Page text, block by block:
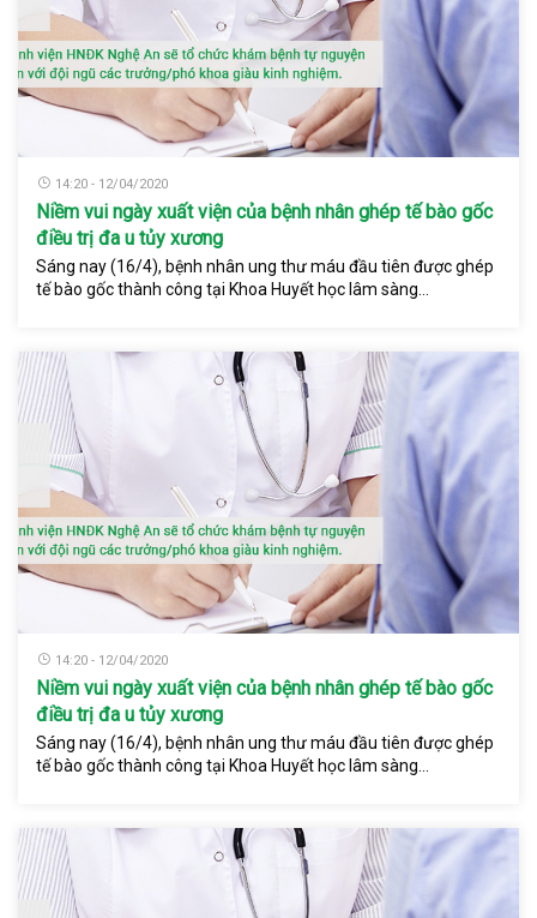
14:20 - 12/04/2020
Niềm vui ngày xuất viện của bệnh nhân ghép tế bào gốc
điều trị đa u tủy xương
Sáng nay (16/4), bệnh nhân ung thư máu đầu tiên được ghép
tế bào gốc thành công tại Khoa Huyết học lâm sàng...
14:20 - 12/04/2020
Niềm vui ngày xuất viện của bệnh nhân ghép tế bào gốc
điều trị đa u tủy xương
Sáng nay (16/4), bệnh nhân ung thư máu đầu tiên được ghép
tế bào gốc thành công tại Khoa Huyết học lâm sàng...